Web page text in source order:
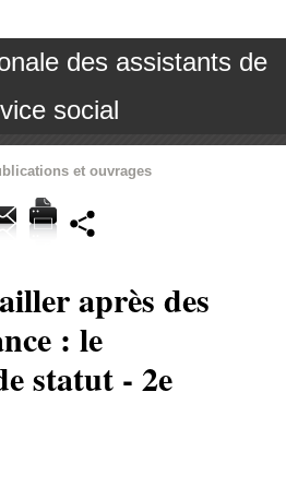
des assistants de
social
et ouvrages
après des
: le
statut - 2e